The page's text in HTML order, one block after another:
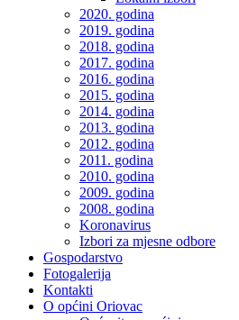
2020. godina
2019. godina
2018. godina
2017. godina
2016. godina
2015. godina
2014. godina
2013. godina
2012. godina
2011. godina
2010. godina
2009. godina
2008. godina
Koronavirus
Izbori za mjesne odbore
Gospodarstvo
Fotogalerija
Kontakti
O općini Oriovac